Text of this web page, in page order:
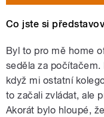
Co jste si
Byl to pro mě home
seděla za
když mi ostatní
to začali zvládat, ale
Akorát bylo hloupé,